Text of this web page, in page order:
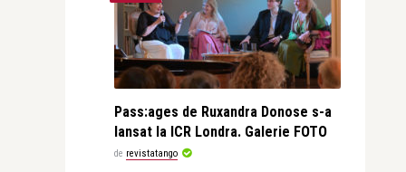
Pass:ages de Ruxandra Donose s-a
lansat la ICR Londra. Galerie FOTO
de revistatango